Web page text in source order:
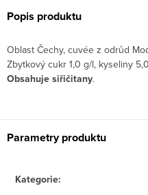
Popis produktu
Oblast Čechy, cuvée z odrůd
Zbytkový cukr 1,0 g/l, kyseliny
Obsahuje siřičitany.
Parametry produktu
Kategorie: